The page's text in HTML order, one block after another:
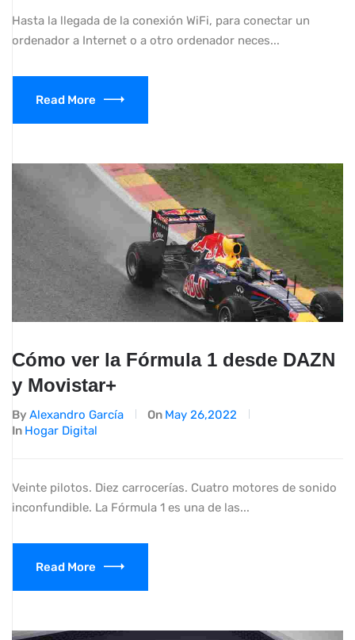
Hasta la llegada de la conexión WiFi, para conectar un
ordenador a Internet o a otro ordenador neces...
Read More
Cómo ver la Fórmula 1 desde DAZN
y Movistar+
By Alexandro García On May 26,2022
In Hogar Digital
Veinte pilotos. Diez carrocerías. Cuatro motores de sonido
inconfundible. La Fórmula 1 es una de las...
Read More